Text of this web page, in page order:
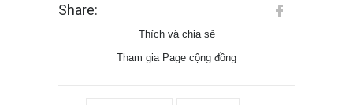
Share:
Thích và chia sẻ
Tham gia Page cộng đồng